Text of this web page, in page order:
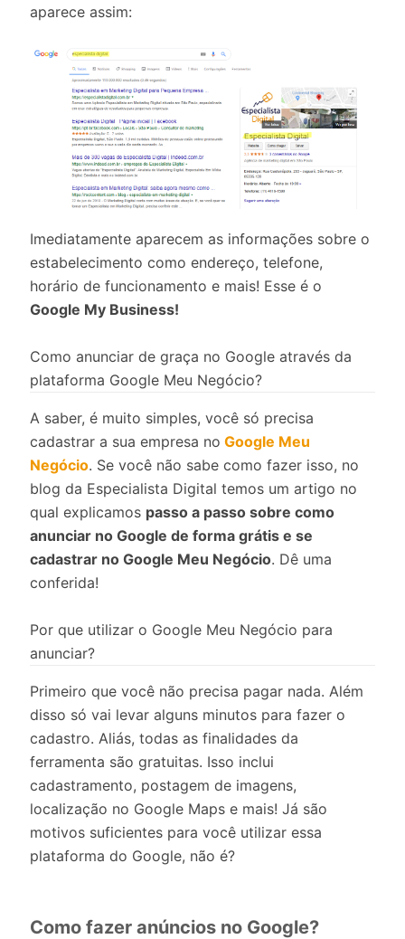
aparece assim:
Imediatamente aparecem as informações sobre o
estabelecimento como endereço, telefone,
horário de funcionamento e mais! Esse é o
Google My Business!
Como anunciar de graça no Google através da
plataforma Google Meu Negócio?
A saber, é muito simples, você só precisa
cadastrar a sua empresa no Google Meu
Negócio. Se você não sabe como fazer isso, no
blog da Especialista Digital temos um artigo no
qual explicamos passo a passo sobre como
anunciar no Google de forma grátis e se
cadastrar no Google Meu Negócio. Dê uma
conferida!
Por que utilizar o Google Meu Negócio para
anunciar?
Primeiro que você não precisa pagar nada. Além
disso só vai levar alguns minutos para fazer o
cadastro. Aliás, todas as finalidades da
ferramenta são gratuitas. Isso inclui
cadastramento, postagem de imagens,
localização no Google Maps e mais! Já são
motivos suficientes para você utilizar essa
plataforma do Google, não é?
Como fazer anúncios no Google?